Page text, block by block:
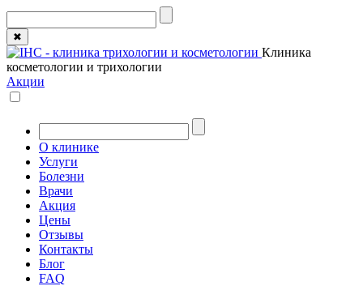
✖
Клиника
косметологии и трихологии
Акции
О клинике
Услуги
Болезни
Врачи
Акция
Цены
Отзывы
Контакты
Блог
FAQ